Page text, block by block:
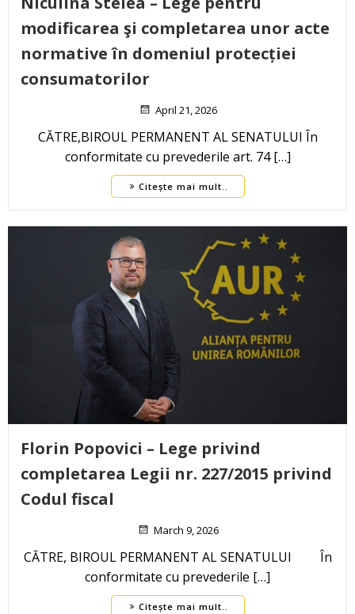
modificarea şi completarea unor acte
normative în domeniul protecției
consumatorilor
April 21, 2026
CĂTRE,BIROUL PERMANENT AL SENATULUI În
conformitate cu prevederile art. 74 […]
Citește mai mult..
Florin Popovici – Lege privind
completarea Legii nr. 227/2015 privind
Codul fiscal
March 9, 2026
CĂTRE, BIROUL PERMANENT AL SENATULUI În
conformitate cu prevederile […]
Citește mai mult..